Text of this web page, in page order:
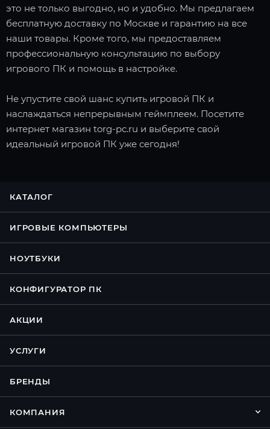
это не только выгодно, но и удобно. Мы предлагаем
бесплатную доставку по Москве и гарантию на все
наши товары. Кроме того, мы предоставляем
профессиональную консультацию по выбору
игрового ПК и помощь в настройке.
Не упустите свой шанс купить игровой ПК и
наслаждаться непрерывным геймплеем. Посетите
интернет магазин torg-pc.ru и выберите свой
идеальный игровой ПК уже сегодня!
КАТАЛОГ
ИГРОВЫЕ КОМПЬЮТЕРЫ
НОУТБУКИ
КОНФИГУРАТОР ПК
АКЦИИ
УСЛУГИ
БРЕНДЫ
КОМПАНИЯ